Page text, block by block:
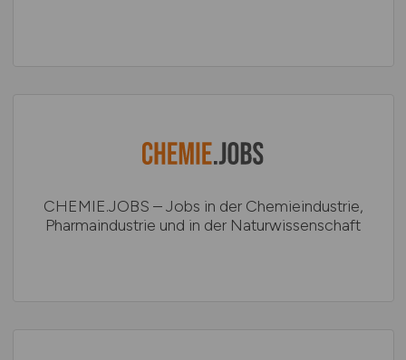
CHEMIE.JOBS – Jobs in der Chemieindustrie,
Pharmaindustrie und in der Naturwissenschaft